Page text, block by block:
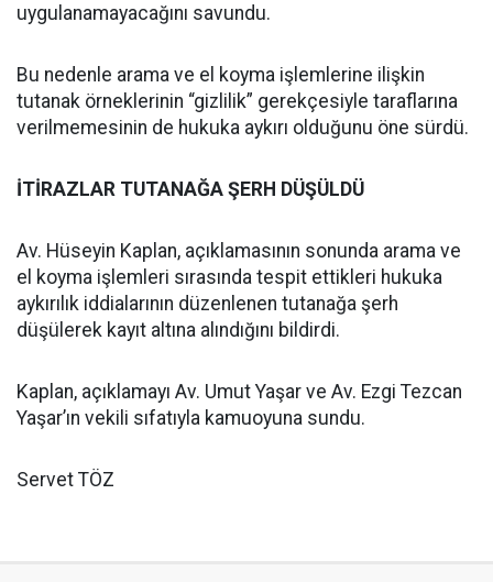
uygulanamayacağını savundu.
Bu nedenle arama ve el koyma işlemlerine ilişkin
tutanak örneklerinin “gizlilik” gerekçesiyle taraflarına
verilmemesinin de hukuka aykırı olduğunu öne sürdü.
İTİRAZLAR TUTANAĞA ŞERH DÜŞÜLDÜ
Av. Hüseyin Kaplan, açıklamasının sonunda arama ve
el koyma işlemleri sırasında tespit ettikleri hukuka
aykırılık iddialarının düzenlenen tutanağa şerh
düşülerek kayıt altına alındığını bildirdi.
Kaplan, açıklamayı Av. Umut Yaşar ve Av. Ezgi Tezcan
Yaşar’ın vekili sıfatıyla kamuoyuna sundu.
Servet TÖZ